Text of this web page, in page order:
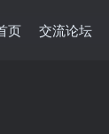
页 交流论坛